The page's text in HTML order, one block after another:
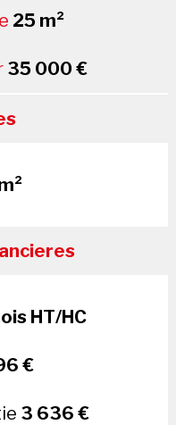
25 m²
35 000 €
HT/HC
€
3 636 €